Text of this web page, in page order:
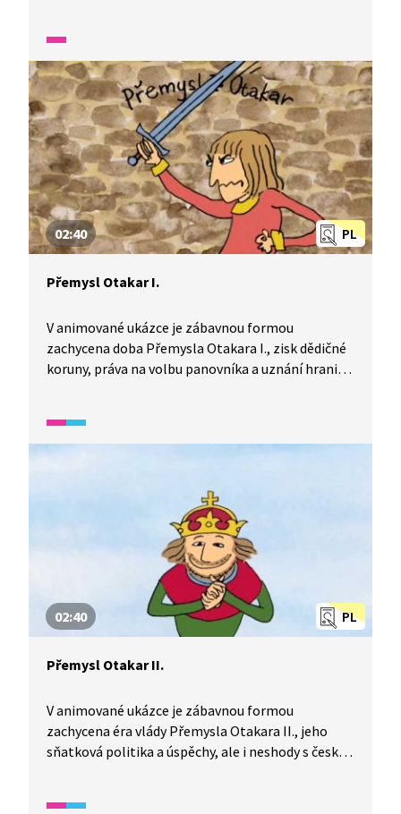
českých, které je tlumočeno do znakového jazyka.
PL
02:40
Přemysl Otakar I.
V animované ukázce je zábavnou formou
zachycena doba Přemysla Otakara I., zisk dědičné
koruny, práva na volbu panovníka a uznání hranic
PL
02:40
Přemysl Otakar II.
V animované ukázce je zábavnou formou
zachycena éra vlády Přemysla Otakara II., jeho
sňatková politika a úspěchy, ale i neshody s českou